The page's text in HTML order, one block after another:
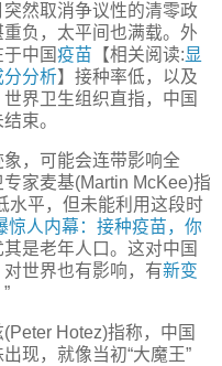
突然取消争议性的清零政
重负，太平间也满载。外
中国疫苗 【相关阅读:显
分分析】接种率低，以及
界卫生组织直指，中国
束。
，可能会连带影响全
家麦基(Martin McKee)指
水平，但未能利用这段时
惊人内幕：接种疫苗，你
是老年人口。这对中国
世界也有影响，有新变
Hotez)指称，中国
现，就像当初“大魔王”